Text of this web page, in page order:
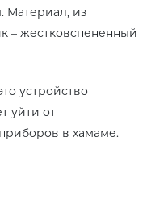
Материал, из
– жестковспененный
устройство
уйти от
в хамаме.